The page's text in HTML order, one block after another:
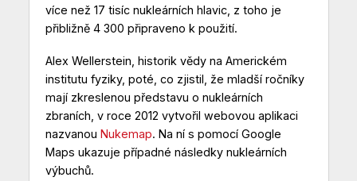
více než 17 tisíc nukleárních hlavic, z toho je
přibližně 4 300 připraveno k použití.
Alex Wellerstein, historik vědy na Americkém
institutu fyziky, poté, co zjistil, že mladší ročníky
mají zkreslenou představu o nukleárních
zbraních, v roce 2012 vytvořil webovou aplikaci
nazvanou Nukemap. Na ní s pomocí Google
Maps ukazuje případné následky nukleárních
výbuchů.